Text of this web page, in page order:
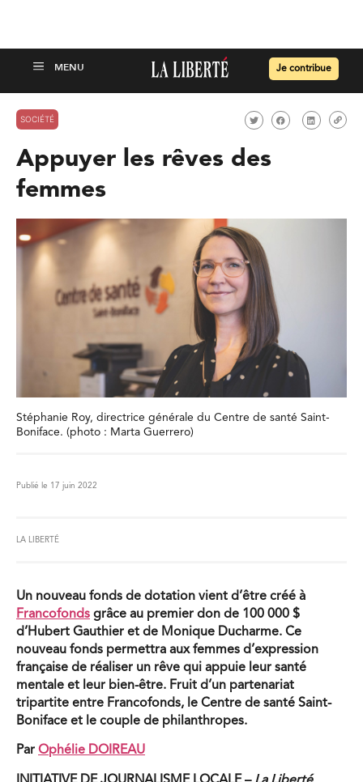
Je contribue
SOCIÉTÉ
Appuyer les rêves des
femmes
Stéphanie Roy, directrice générale du Centre de santé Saint-
Boniface. (photo : Marta Guerrero)
Publié le 17 juin 2022
LA LIBERTÉ
Un nouveau fonds de dotation vient d’être créé à
Francofonds grâce au premier don de 100 000 $
d’Hubert Gauthier et de Monique Ducharme. Ce
nouveau fonds permettra aux femmes d’expression
française de réaliser un rêve qui appuie leur santé
mentale et leur bien-être. Fruit d’un partenariat
tripartite entre Francofonds, le Centre de santé Saint-
Boniface et le couple de philanthropes.
Par Ophélie DOIREAU